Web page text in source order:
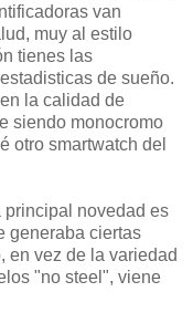
van
muy al estilo
tienes las
de sueño.
la calidad de
siendo monocromo
otro smartwatch del
principal novedad es
generaba ciertas
en vez de la variedad
"no steel", viene